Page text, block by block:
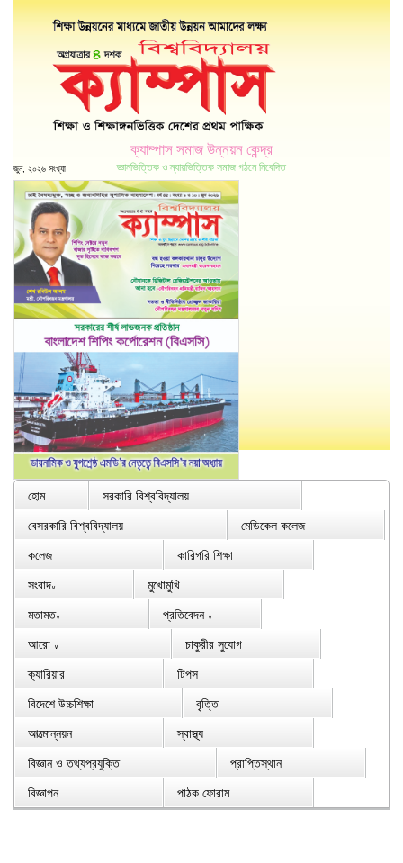
ক্যাম্পাস সমাজ উন্নয়ন কেন্দ্র
জ্ঞানভিত্তিক ও ন্যায়ভিত্তিক সমাজ গঠনে নিবেদিত
জুন, ২০২৬ সংখ্যা
হোম
সরকারি বিশ্ববিদ্যালয়
বেসরকারি বিশ্ববিদ্যালয়
মেডিকেল কলেজ
কলেজ
কারিগরি শিক্ষা
সংবাদ∨
মুখোমুখি
মতামত∨ প্রতিবেদন ∨
আরো ∨
চাকুরীর সুযোগ
ক্যারিয়ার
টিপস
বিদেশে উচ্চশিক্ষা
বৃত্তি
আত্মোন্নয়ন
স্বাস্থ্য
বিজ্ঞান ও তথ্যপ্রযুক্তি
প্রাপ্তিস্থান
বিজ্ঞাপন
পাঠক ফোরাম